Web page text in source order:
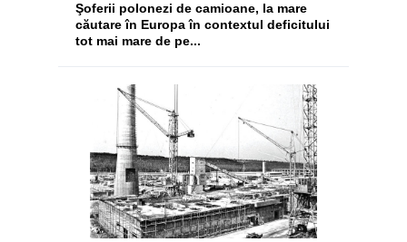
Şoferii polonezi de camioane, la mare
căutare în Europa în contextul deficitului
tot mai mare de pe...